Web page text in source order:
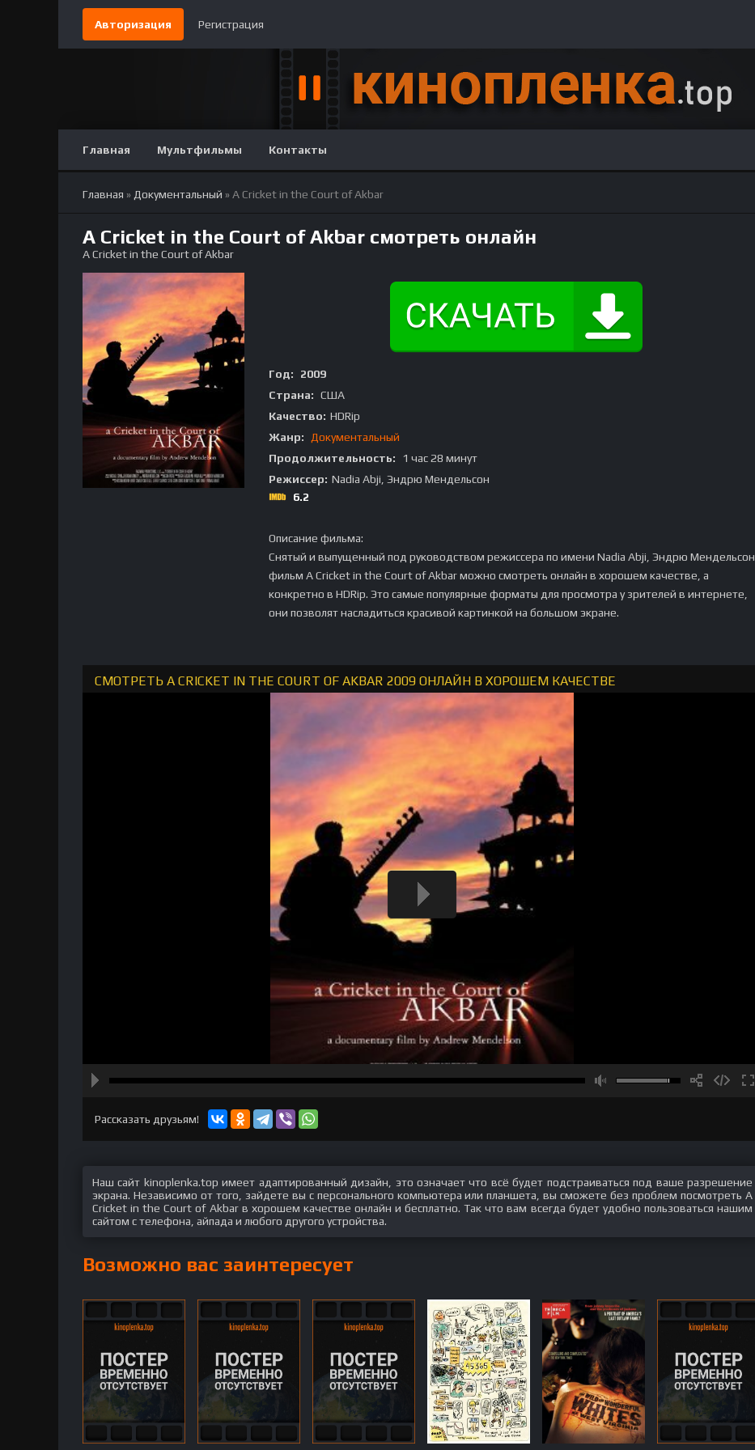
Авторизация Регистрация
Главная Мультфильмы Контакты
Главная » Документальный » A Cricket in the Court of Akbar
A Cricket in the Court of Akbar смотреть онлайн
A Cricket in the Court of Akbar
Год:
2009
Страна: США
Качество: HDRip
Жанр:
Документальный
Продолжительность:
1 час 28 минут
Режиссер: Nadia Abji, Эндрю Мендельсон
6.2
Описание фильма:
Снятый и выпущенный под руководством режиссера по имени Nadia Abji, Эндрю Мендельсон,
фильм A Cricket in the Court of Akbar можно смотреть онлайн в хорошем качестве, а
конкретно в HDRip. Это самые популярные форматы для просмотра у зрителей в интернете,
они позволят насладиться красивой картинкой на большом экране.
СМОТРЕТЬ A CRICKET IN THE COURT OF AKBAR 2009 ОНЛАЙН В ХОРОШЕМ КАЧЕСТВЕ
Рассказать друзьям!
Наш сайт kinoplenka.top имеет адаптированный дизайн, это означает что всё будет подстраиваться под ваше разрешение
экрана. Независимо от того, зайдете вы с персонального компьютера или планшета, вы сможете без проблем посмотреть A
Cricket in the Court of Akbar в хорошем качестве онлайн и бесплатно. Так что вам всегда будет удобно пользоваться нашим
сайтом с телефона, айпада и любого другого устройства.
Возможно вас заинтересует